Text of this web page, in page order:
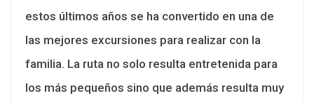
estos últimos años se ha convertido en una de
las mejores excursiones para realizar con la
familia. La ruta no solo resulta entretenida para
los más pequeños sino que además resulta muy